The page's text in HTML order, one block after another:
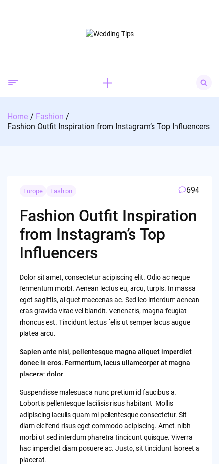
for:
Home
Fashion
Fashion Outfit Inspiration from Instagram’s Top Influencers
Europe Fashion 694
Fashion Outfit Inspiration
from Instagram’s Top
Influencers
Dolor sit amet, consectetur adipiscing elit. Odio ac neque
fermentum morbi. Aenean lectus eu, arcu, turpis. In massa
eget sagittis, aliquet maecenas ac. Sed leo interdum aenean
cras gravida vitae vel blandit. Venenatis, magna feugiat
rhoncus est. Tincidunt lectus felis ut semper lacus augue
platea arcu.
Sapien ante nisi, pellentesque magna aliquet imperdiet
donec in eros. Fermentum, lacus ullamcorper at magna
placerat dolor.
Suspendisse malesuada nunc pretium id faucibus a.
Lobortis pellentesque facilisis risus habitant. Mollis
adipiscing iaculis quam mi pellentesque consectetur. Sit
diam eleifend risus eget commodo adipiscing. Amet, nibh
morbi ut sed interdum pharetra tincidunt quisque. Viverra
hac imperdiet diam posuere ac. Justo, sit tincidunt laoreet a
placerat.